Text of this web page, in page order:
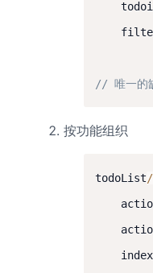
// 唯一的
按功能组织
todoList/
	index